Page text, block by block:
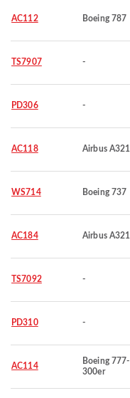
AC112 Boeing 787
TS7907 -
PD306 -
AC118 Airbus A321
WS714 Boeing 737
AC184 Airbus A321
TS7092 -
PD310 -
AC114
Boeing 777-
300er